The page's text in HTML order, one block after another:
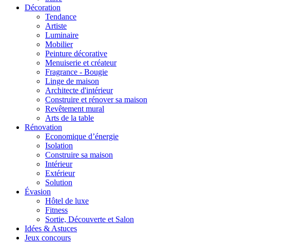
Décoration
Tendance
Artiste
Luminaire
Mobilier
Peinture décorative
Menuiserie et créateur
Fragrance - Bougie
Linge de maison
Architecte d'intérieur
Construire et rénover sa maison
Revêtement mural
Arts de la table
Rénovation
Economique d’énergie
Isolation
Construire sa maison
Intérieur
Extérieur
Solution
Évasion
Hôtel de luxe
Fitness
Sortie, Découverte et Salon
Idées & Astuces
Jeux concours